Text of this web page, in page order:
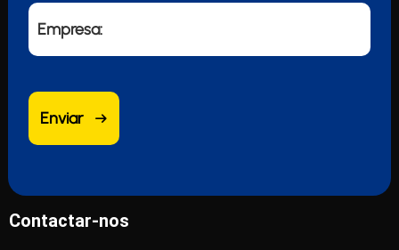
Empresa:
Enviar
Contactar-nos